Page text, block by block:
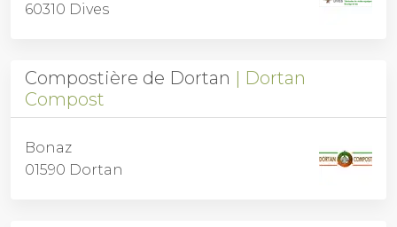
60310 Dives
Compostière de Dortan
Dortan
Compost
Bonaz
01590 Dortan